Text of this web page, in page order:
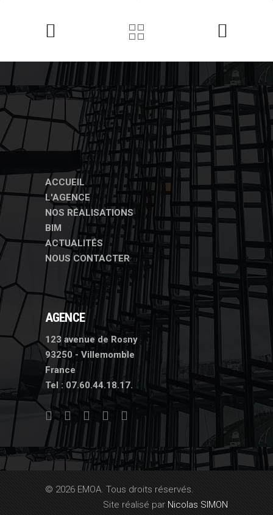
ACCUEIL
L'AGENCE
NOS RÉALISATIONS
BIM
ACTUALITÉS
NOUS CONTACTER
AGENCE
123 avenue de Rosny
93250 - Villemomble
France
Tel :07.60.44.18.17.
© 2026 EMOA. Tous droits réservés.
Site réalisé par Nicolas SIMON